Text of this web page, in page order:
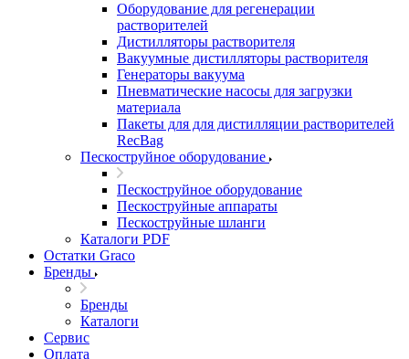
Оборудование для регенерации
растворителей
Дистилляторы растворителя
Вакуумные дистилляторы растворителя
Генераторы вакуума
Пневматические насосы для загрузки
материала
Пакеты для для дистилляции растворителей
RecBag
Пескоструйное оборудование
Пескоструйное оборудование
Пескоструйные аппараты
Пескоструйные шланги
Каталоги PDF
Остатки Graco
Бренды
Бренды
Каталоги
Сервис
Оплата